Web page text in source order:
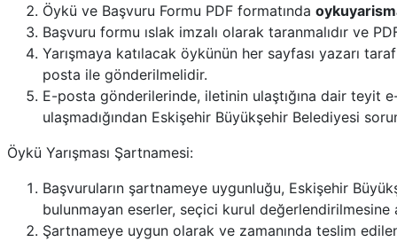
Öykü ve Başvuru Formu PDF formatında
Başvuru formu ıslak imzalı olarak taranmalıdır ve
Yarışmaya katılacak öykünün her sayfası yazarı
posta ile gönderilmelidir.
E-posta gönderilerinde, iletinin ulaştığına dair teyit
ulaşmadığından Eskişehir Büyükşehir Belediyesi
Öykü Yarışması Şartnamesi:
Başvuruların şartnameye uygunluğu, Eskişehir
bulunmayan eserler, seçici kurul değerlendirilmesine
Şartnameye uygun olarak ve zamanında teslim